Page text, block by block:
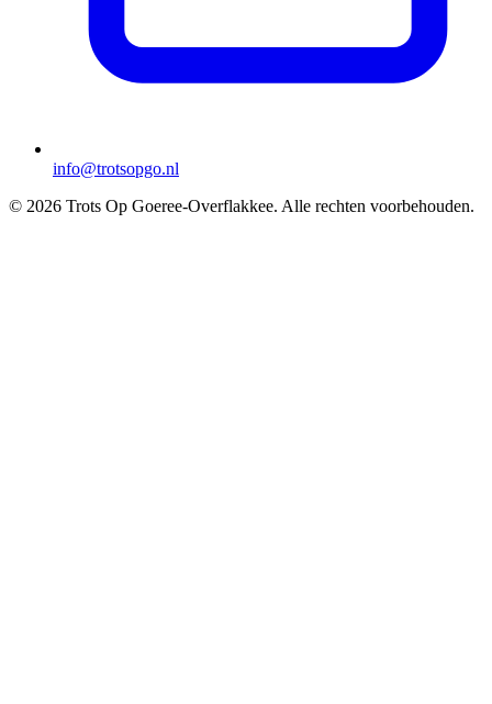
info@trotsopgo.nl
© 2026 Trots Op Goeree-Overflakkee. Alle rechten voorbehouden.